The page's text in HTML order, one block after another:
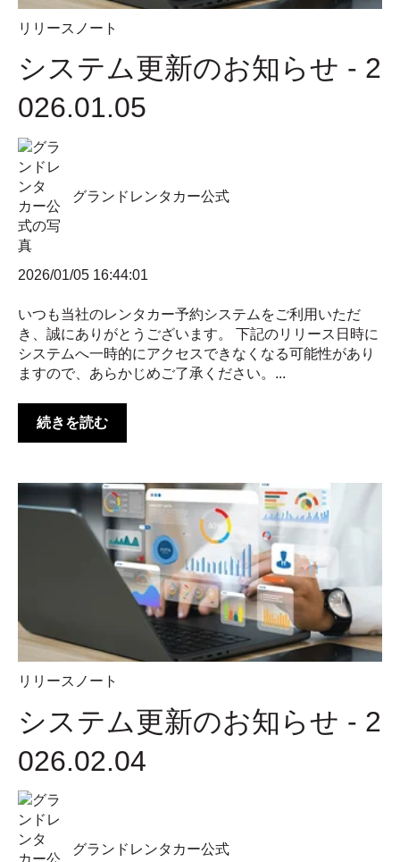
リリースノート
システム更新のお知らせ - 2
026.01.05
グランドレンタカー公式
2026/01/05 16:44:01
いつも当社のレンタカー予約システムをご利用いただ
き、誠にありがとうございます。 下記のリリース日時に
システムへ一時的にアクセスできなくなる可能性があり
ますので、あらかじめご了承ください。...
続きを読む
リリースノート
システム更新のお知らせ - 2
026.02.04
グランドレンタカー公式